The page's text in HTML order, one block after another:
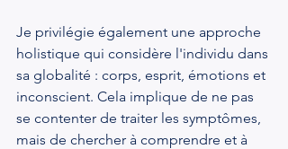
Je privilégie également une approche
holistique qui considère l'individu dans
sa globalité : corps, esprit, émotions et
inconscient. Cela implique de ne pas
se contenter de traiter les symptômes,
mais de chercher à comprendre et à